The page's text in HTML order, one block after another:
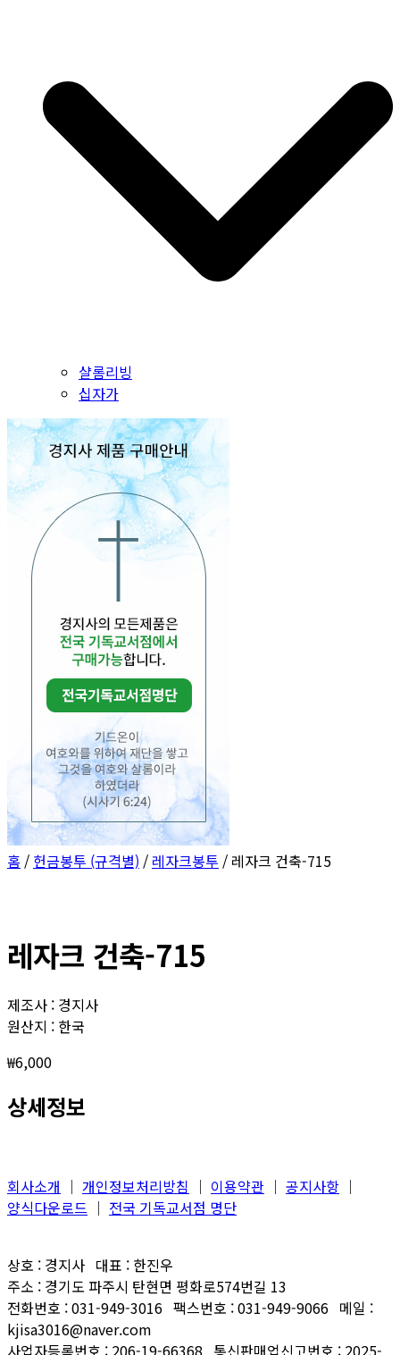
샬롬리빙
십자가
홈 / 헌금봉투 (규격별) / 레자크봉투 / 레자크 건축-715
레자크 건축-715
제조사 : 경지사
원산지 : 한국
₩6,000
상세정보
회사소개 │ 개인정보처리방침 │ 이용약관 │ 공지사항 │
양식다운로드 │ 전국 기독교서점 명단
상호 : 경지사 대표 : 한진우
주소 : 경기도 파주시 탄현면 평화로574번길 13
전화번호 : 031-949-3016 팩스번호 : 031-949-9066 메일 :
kjisa3016@naver.com
사업자등록번호 : 206-19-66368 통신판매업신고번호 : 2025-